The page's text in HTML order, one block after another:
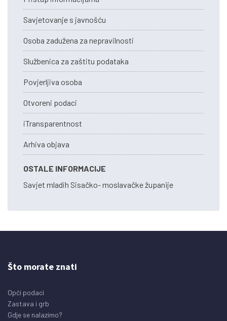
Savjetovanje s javnošću
Osoba zadužena za nepravilnosti
Službenica za zaštitu podataka
Povjerljiva osoba
Otvoreni podaci
iTransparentnost
Arhiva objava
OSTALE INFORMACIJE
Savjet mladih Sisačko- moslavačke županije
Što morate znati
Opći podaci
Zastava i grb
Gdje se nalazimo?